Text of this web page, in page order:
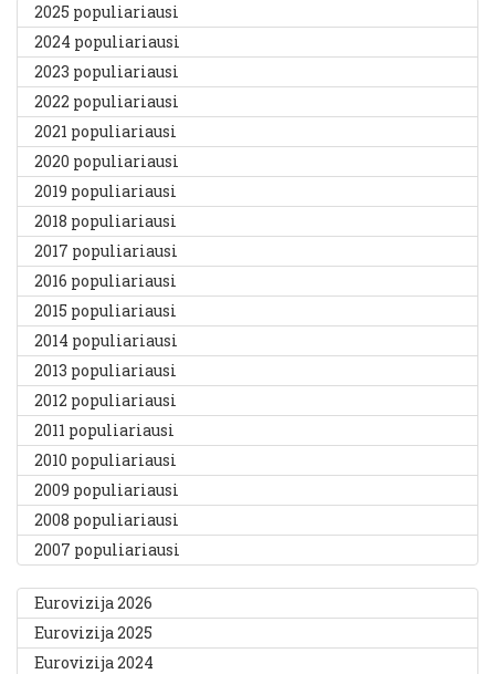
2025 populiariausi
2024 populiariausi
2023 populiariausi
2022 populiariausi
2021 populiariausi
2020 populiariausi
2019 populiariausi
2018 populiariausi
2017 populiariausi
2016 populiariausi
2015 populiariausi
2014 populiariausi
2013 populiariausi
2012 populiariausi
2011 populiariausi
2010 populiariausi
2009 populiariausi
2008 populiariausi
2007 populiariausi
Eurovizija 2026
Eurovizija 2025
Eurovizija 2024